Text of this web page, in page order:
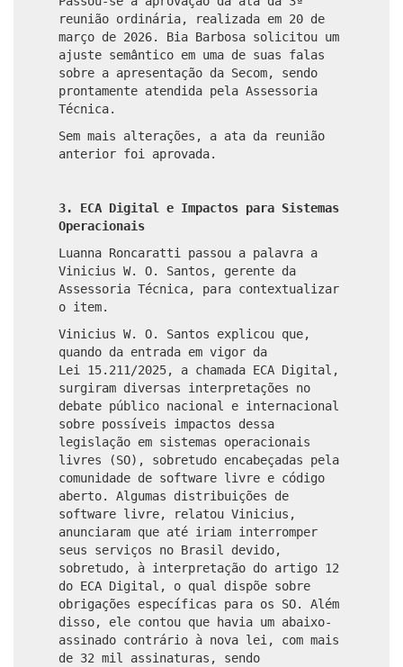
reunião ordinária, realizada em 20 de
março de 2026. Bia Barbosa solicitou um
ajuste semântico em uma de suas falas
sobre a apresentação da Secom, sendo
prontamente atendida pela Assessoria
Técnica.
Sem mais alterações, a ata da reunião
anterior foi aprovada.
3. ECA Digital e Impactos para Sistemas
Operacionais
Luanna Roncaratti passou a palavra a
Vinicius W. O. Santos, gerente da
Assessoria Técnica, para contextualizar
o item.
Vinicius W. O. Santos explicou que,
quando da entrada em vigor da
Lei 15.211/2025, a chamada ECA Digital,
surgiram diversas interpretações no
debate público nacional e internacional
sobre possíveis impactos dessa
legislação em sistemas operacionais
livres (SO), sobretudo encabeçadas pela
comunidade de software livre e código
aberto. Algumas distribuições de
software livre, relatou Vinicius,
anunciaram que até iriam interromper
seus serviços no Brasil devido,
sobretudo, à interpretação do artigo 12
do ECA Digital, o qual dispõe sobre
obrigações específicas para os SO. Além
disso, ele contou que havia um abaixo-
assinado contrário à nova lei, com mais
de 32 mil assinaturas, sendo